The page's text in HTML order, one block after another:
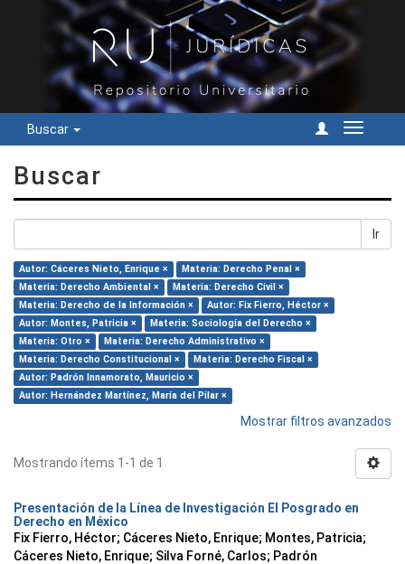
Buscar
Cambiar
Buscar
Ir
Autor: Cáceres Nieto, Enrique ×
Materia: Derecho Penal ×
Materia: Derecho Ambiental ×
Materia: Derecho Civil ×
Materia: Derecho de la Información ×
Autor: Fix Fierro, Héctor ×
Autor: Montes, Patricia ×
Materia: Sociología del Derecho ×
Materia: Otro ×
Materia: Derecho Administrativo ×
Materia: Derecho Constitucional ×
Materia: Derecho Fiscal ×
Autor: Padrón Innamorato, Mauricio ×
Autor: Hernández Martínez, María del Pilar ×
Mostrar filtros avanzados
Mostrando ítems 1-1 de 1
Presentación de la Línea de Investigación El Posgrado en
Derecho en México
Fix Fierro, Héctor; Cáceres Nieto, Enrique; Montes, Patricia;
Cáceres Nieto, Enrique; Silva Forné, Carlos; Padrón